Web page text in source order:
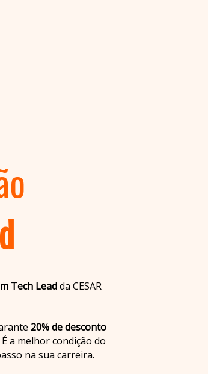
Tech Leadda CESAR
20% de desconto
a melhor condição do
na sua carreira.